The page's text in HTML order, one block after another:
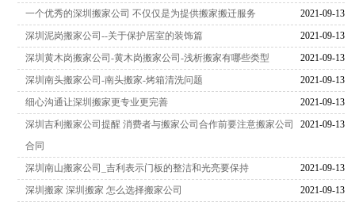
2021-09-13
一个优秀的深圳搬家公司 不仅仅是为提供搬家搬迁服务
2021-09-13
深圳泥岗搬家公司--关于保护居室的装饰篇
2021-09-13
深圳黄木岗搬家公司-黄木岗搬家公司-浅析搬家有哪些类型
2021-09-13
深圳南头搬家公司-南头搬家-烤箱清洗问题
2021-09-13
细心沟通让深圳搬家更专业更完善
2021-09-13
深圳吉利搬家公司提醒 消费者与搬家公司合作前要注意搬家公司
合同
2021-09-13
深圳南山搬家公司_吉利表示门板的整洁和光亮要保持
2021-09-13
深圳搬家 深圳搬家 怎么选择搬家公司